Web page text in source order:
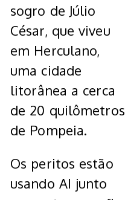
sogro de Júlio
César, que viveu
em Herculano,
uma cidade
litorânea a cerca
de 20 quilômetros
de Pompeia.
Os peritos estão
usando AI junto